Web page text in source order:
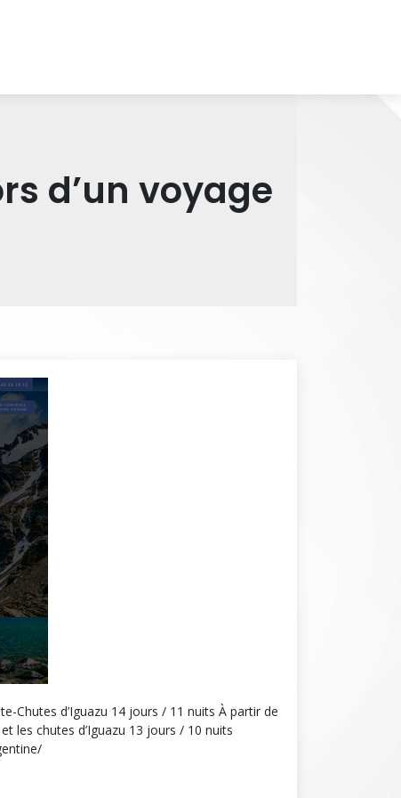
d’un voyage
Chutes d’Iguazu 14 jours / 11 nuits À partir de
les chutes d’Iguazu 13 jours / 10 nuits